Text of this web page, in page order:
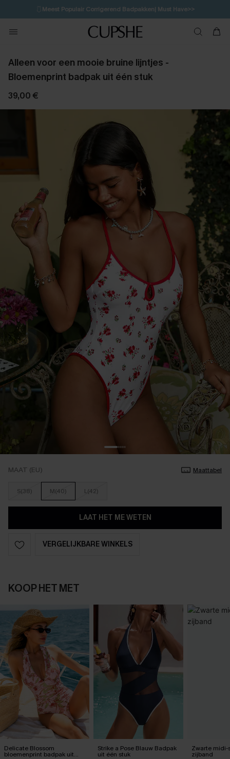
🩱Meest Populair Corrigerend Badpakken| Must Have>>
💌Abonneer je & ontvang tot 15% korting>>
Koop 3, krijg 15% korting | CODE: SW15
Alleen voor een mooie bruine lijntjes -
Bloemenprint badpak uit één stuk
39,00 €
MAAT (EU) Maattabel
S(38) M(40) L(42)
LAAT HET ME WETEN
VERGELIJKBARE WINKELS
KOOP HET MET
Delicate Blossom
bloemenprint badpak uit
Strike a Pose Blauw Badpak
uit één stuk
Zwarte midi-
zijband